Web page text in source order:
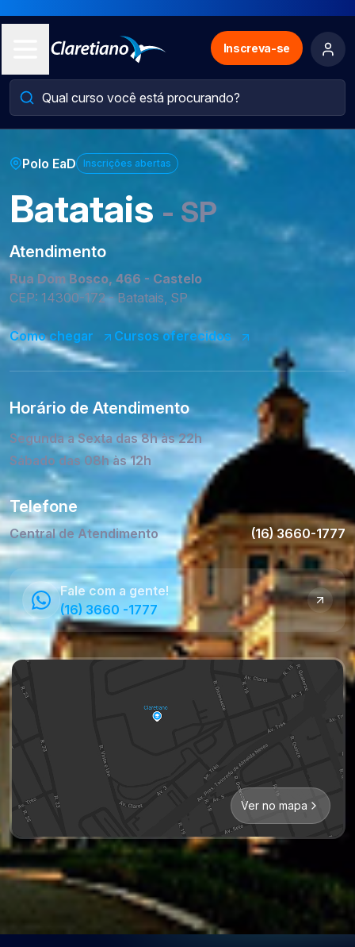
Inscreva-se
Polo EaD Inscrições abertas
Batatais - SP
Atendimento
Rua Dom Bosco, 466 - Castelo
CEP: 14300-172 - Batatais, SP
Como chegar Cursos oferecidos
Horário de Atendimento
Segunda a Sexta das 8h às 22h
Sábado das 08h às 12h
Telefone
Central de Atendimento (16) 3660-1777
Fale com a gente!
(16) 3660 -1777
Ver no mapa